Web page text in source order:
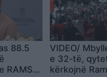
88.5
RAMS
VIDEO/
e 32-të,
kërkojnë